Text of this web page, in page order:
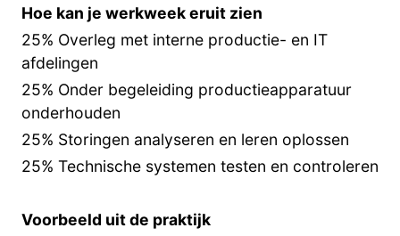
Hoe kan je werkweek eruit zien
25% Overleg met interne productie- en IT
afdelingen
25% Onder begeleiding productieapparatuur
onderhouden
25% Storingen analyseren en leren oplossen
25% Technische systemen testen en controleren
Voorbeeld uit de praktijk